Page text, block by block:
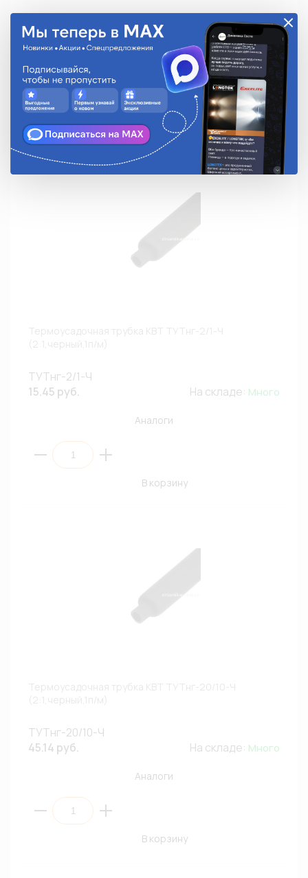
30.05 руб.
На складе:Много
Аналоги
В корзину
ТУТнг-2/1-Ч
15.45 руб.
На складе: Много
Аналоги
В корзину
ТУТнг-20/10-Ч
45.14 руб.
На складе: Много
Аналоги
В корзину